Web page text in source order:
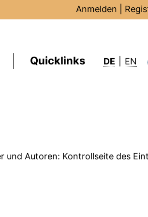
Anmelden
Quicklinks DE EN :
und Autoren: Kontrollseite des